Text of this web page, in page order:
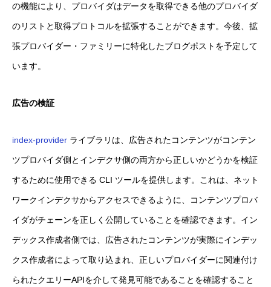
の機能により、プロバイダはデータを取得できる他のプロバイダ
のリストと取得プロトコルを拡張することができます。今後、拡
張プロバイダー・ファミリーに特化したブログポストを予定して
います。
広告の検証
index-provider ライブラリは、広告されたコンテンツがコンテン
ツプロバイダ側とインデクサ側の両方から正しいかどうかを検証
するために使用できる CLI ツールを提供します。これは、ネット
ワークインデクサからアクセスできるように、コンテンツプロバ
イダがチェーンを正しく公開していることを確認できます。イン
デックス作成者側では、広告されたコンテンツが実際にインデッ
クス作成者によって取り込まれ、正しいプロバイダーに関連付け
られたクエリーAPIを介して発見可能であることを確認すること